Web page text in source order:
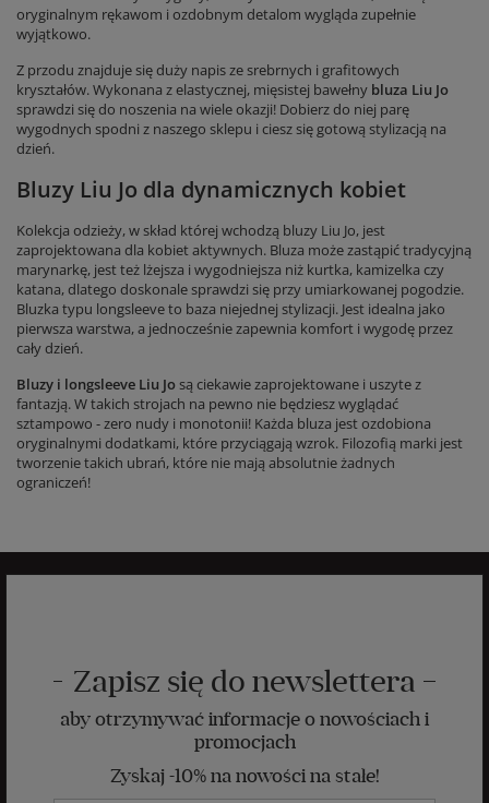
oryginalnym rękawom i ozdobnym detalom wygląda zupełnie
wyjątkowo.
Z przodu znajduje się duży napis ze srebrnych i grafitowych
kryształów. Wykonana z elastycznej, mięsistej bawełny bluza Liu Jo
sprawdzi się do noszenia na wiele okazji! Dobierz do niej parę
wygodnych spodni z naszego sklepu i ciesz się gotową stylizacją na
dzień.
Bluzy Liu Jo dla dynamicznych kobiet
Kolekcja odzieży, w skład której wchodzą bluzy Liu Jo, jest
zaprojektowana dla kobiet aktywnych. Bluza może zastąpić tradycyjną
marynarkę, jest też lżejsza i wygodniejsza niż kurtka, kamizelka czy
katana, dlatego doskonale sprawdzi się przy umiarkowanej pogodzie.
Bluzka typu longsleeve to baza niejednej stylizacji. Jest idealna jako
pierwsza warstwa, a jednocześnie zapewnia komfort i wygodę przez
cały dzień.
Bluzy i longsleeve Liu Josą ciekawie zaprojektowane i uszyte z
fantazją. W takich strojach na pewno nie będziesz wyglądać
sztampowo - zero nudy i monotonii! Każda bluza jest ozdobiona
oryginalnymi dodatkami, które przyciągają wzrok. Filozofią marki jest
tworzenie takich ubrań, które nie mają absolutnie żadnych
ograniczeń!
Zapisz się do newslettera
aby otrzymywać informacje o nowościach i
promocjach
Zyskaj -10% na nowości na stałe!